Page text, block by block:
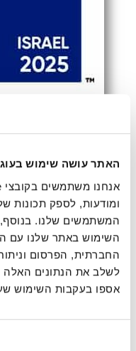
האתר עושה שימוש
ומודעות, לספק תכונות
המשתמשים שלנו.
השימוש באתר שלנו עם
החברתית, הפרסום
לשלב את הנתונים
אספו בעקבות השימוש
פרופיל חברה
מור בית השקעות הוא
מיליארד שקלים.
למור מגוון רחב של
קרנות השתלמות, קרנות
השקעות וקרנות השקעה
כשירים.
– ממשקיעות ומשקיעים
ותאגידים. לקוחות אלה